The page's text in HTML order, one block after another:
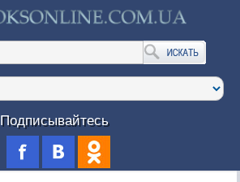
Подписывайтесь